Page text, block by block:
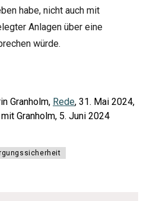
habe, nicht auch mit
Anlagen über eine
würde.
Granholm, Rede, 31. Mai 2024,
Granholm, 5. Juni 2024